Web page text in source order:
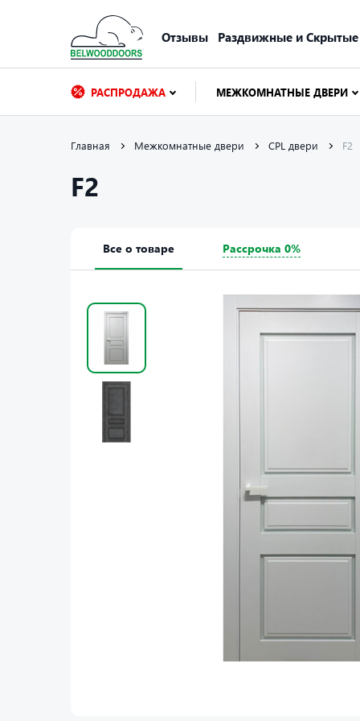
Отзывы Раздвижные и Скрытые
РАСПРОДАЖА МЕЖКОМНАТНЫЕ ДВЕРИ
Главная Межкомнатные двери CPL двери F2
F2
Все о товаре Рассрочка 0%